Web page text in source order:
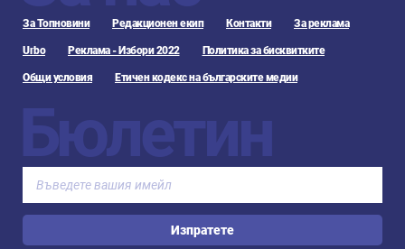
За Топновини Редакционен екип Контакти За реклама
Urbo Реклама - Избори 2022 Политика за бисквитките
Общи условия Етичен кодекс на българските медии
Бюлетин
Изпратете